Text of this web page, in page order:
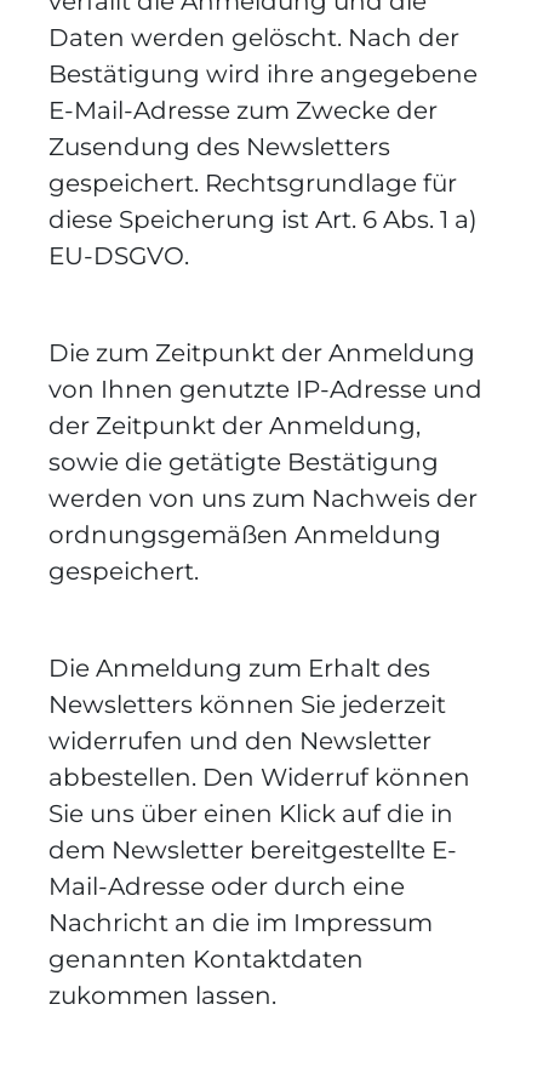
Daten werden gelöscht. Nach der
Bestätigung wird ihre angegebene
E-Mail-Adresse zum Zwecke der
Zusendung des Newsletters
gespeichert. Rechtsgrundlage für
diese Speicherung ist Art. 6 Abs. 1 a)
EU-DSGVO.
Die zum Zeitpunkt der Anmeldung
von Ihnen genutzte IP-Adresse und
der Zeitpunkt der Anmeldung,
sowie die getätigte Bestätigung
werden von uns zum Nachweis der
ordnungsgemäßen Anmeldung
gespeichert.
Die Anmeldung zum Erhalt des
Newsletters können Sie jederzeit
widerrufen und den Newsletter
abbestellen. Den Widerruf können
Sie uns über einen Klick auf die in
dem Newsletter bereitgestellte E-
Mail-Adresse oder durch eine
Nachricht an die im Impressum
genannten Kontaktdaten
zukommen lassen.